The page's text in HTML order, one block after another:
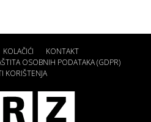
KOLAČIĆI
KONTAKT
OSOBNIH PODATAKA (GDPR)
KORIŠTENJA